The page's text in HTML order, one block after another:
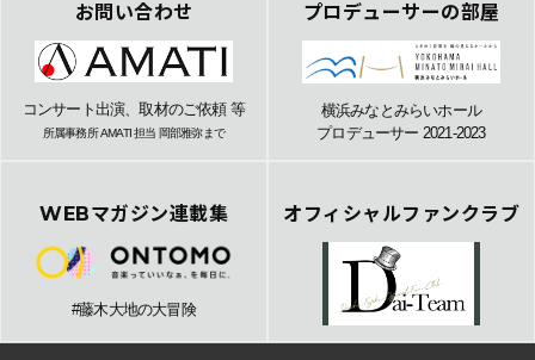
お問い合わせ
コンサート出演、取材のご依頼 等
所属事務所 AMATI 担当 岡部雅弥まで
プロデューサーの部屋
横浜みなとみらいホール
プロデューサー 2021-2023
WEBマガジン連載集
#藤木大地の大冒険
オフィシャルファンクラブ